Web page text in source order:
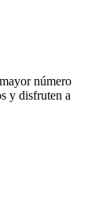
número
y disfruten a